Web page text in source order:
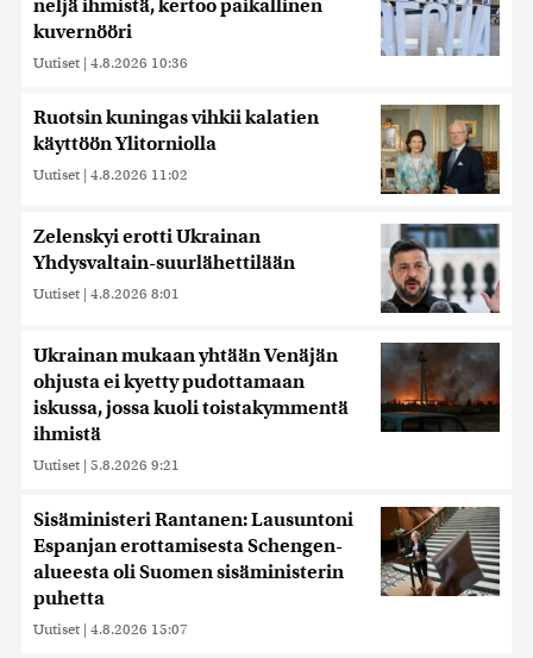
neljä ihmistä, kertoo paikallinen
kuvernööri
Uutiset | 4.8.2026 10:36
Ruotsin kuningas vihkii kalatien
käyttöön Ylitorniolla
Uutiset | 4.8.2026 11:02
Zelenskyi erotti Ukrainan
Yhdysvaltain-suurlähettilään
Uutiset | 4.8.2026 8:01
Ukrainan mukaan yhtään Venäjän
ohjusta ei kyetty pudottamaan
iskussa, jossa kuoli toistakymmentä
ihmistä
Uutiset | 5.8.2026 9:21
Sisäministeri Rantanen: Lausuntoni
Espanjan erottamisesta Schengen-
alueesta oli Suomen sisäministerin
puhetta
Uutiset | 4.8.2026 15:07